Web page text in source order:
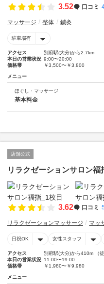
3.52 口コミ
マッサージ 整体 鍼灸
駐車場有
アクセス
別府駅(大分)から2.7km
本日の営業状況 9:00〜20:00
価格帯
￥3,500〜￥3,800
メニュー
ほぐし・マッサージ
基本料金
店舗公式
リラクゼーションサロン福
3.62 口コミ
リラクゼーションマッサージ マッ
日祝OK 女性スタッフ
アクセス
別府駅(大分)から410m （徒
本日の営業状況 11:00〜19:00
価格帯
￥1,980〜￥9,980
メニュー